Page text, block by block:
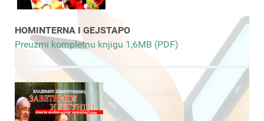
HOMINTERNA I GEJSTAPO
Preuzmi kompletnu knjigu 1,6MB (PDF)